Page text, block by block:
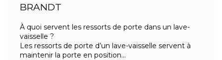
BRANDT
À quoi servent les ressorts de porte dans un lave-
vaisselle ?
Les ressorts de porte d’un lave-vaisselle servent à
maintenir la porte en position...